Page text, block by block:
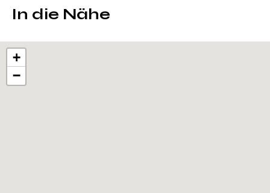
In die Nähe
+
−